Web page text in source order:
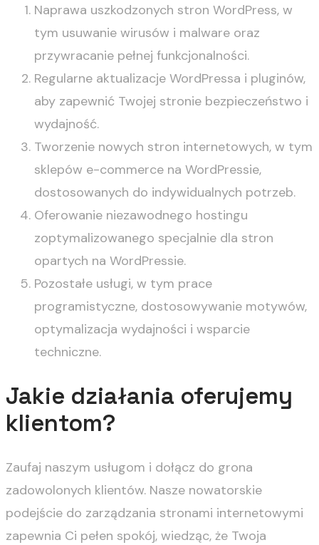
Naprawa uszkodzonych stron WordPress, w
tym usuwanie wirusów i malware oraz
przywracanie pełnej funkcjonalności.
Regularne aktualizacje WordPressa i pluginów,
aby zapewnić Twojej stronie bezpieczeństwo i
wydajność.
Tworzenie nowych stron internetowych, w tym
sklepów e-commerce na WordPressie,
dostosowanych do indywidualnych potrzeb.
Oferowanie niezawodnego hostingu
zoptymalizowanego specjalnie dla stron
opartych na WordPressie.
Pozostałe usługi, w tym prace
programistyczne, dostosowywanie motywów,
optymalizacja wydajności i wsparcie
techniczne.
Jakie działania oferujemy
klientom?
Zaufaj naszym usługom i dołącz do grona
zadowolonych klientów. Nasze nowatorskie
podejście do zarządzania stronami internetowymi
zapewnia Ci pełen spokój, wiedząc, że Twoja